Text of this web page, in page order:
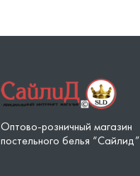
Оптово-розничный магазин
постельного белья “Сайлид”